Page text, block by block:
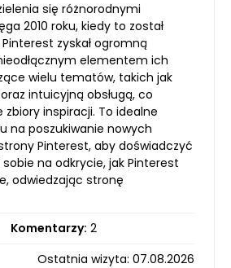
się różnorodnymi
2010 roku, kiedy to został
zyskał ogromną
elementem ich
wielu tematów, takich jak
intuicyjną obsługą, co
inspiracji. To idealne
na poszukiwanie nowych
Pinterest, aby doświadczyć
na odkrycie, jak Pinterest
odwiedzając stronę
Komentarzy: 2
Ostatnia wizyta: 07.08.2026